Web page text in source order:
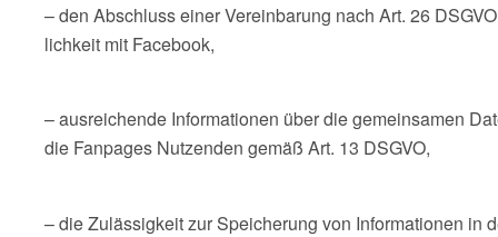
– den Abschluss einer Vereinbarung nach Art. 26
lichkeit mit Facebook,
– ausreichende Informationen über die gemeinsamen
die Fanpages Nutzenden gemäß Art. 13 DSGVO,
– die Zulässigkeit zur Speicherung von Informationen in